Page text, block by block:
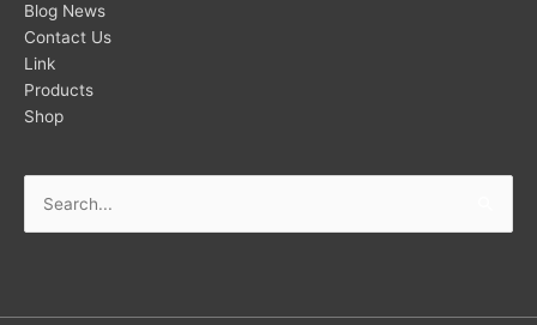
Blog News
Contact Us
Link
Products
Shop